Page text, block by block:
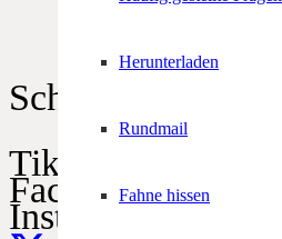
Herunterladen
Rundmail
Fahne hissen
Schützen im Netz
TikTok
Facebook
Instagram